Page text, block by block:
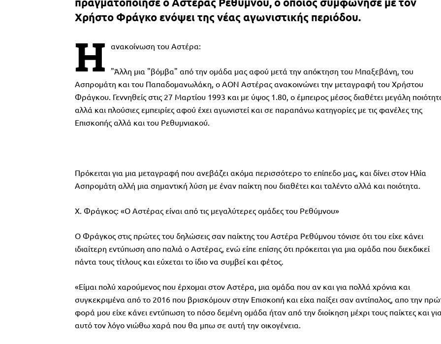
Χρήστο Φράγκο ενόψει της νέας αγωνιστικής περιόδου.
Η ανακοίνωση του Αστέρα:
"Άλλη μια "βόμβα" από την ομάδα μας αφού μετά την απόκτηση του Μπαξεβάνη, του
Ασπρομάτη και του Παπαδομανωλάκη, ο ΑΟΝ Αστέρας ανακοινώνει την μεταγραφή του Χρήστου
Φράγκου. Γεννηθείς στις 27 Μαρτίου 1993 και με ύψος 1.80, ο έμπειρος μέσος διαθέτει μεγάλη
αλλά και πλούσιες εμπειρίες αφού έχει αγωνιστεί και σε παραπάνω κατηγορίες με τις φανέλες της
Επισκοπής αλλά και του Ρεθυμνιακού.
Πρόκειται για μια μεταγραφή που ανεβάζει ακόμα περισσότερο το επίπεδο μας, και δίνει στον Ηλία
Ασπρομάτη αλλή μια σημαντική λύση με έναν παίκτη που διαθέτει και ταλέντο αλλά και ποιότητα.
X. Φράγκος: «Ο Αστέρας είναι από τις μεγαλύτερες ομάδες του Ρεθύμνου»
Ο Φράγκος στις πρώτες του δηλώσεις σαν παίκτης του Αστέρα Ρεθύμνου τόνισε ότι του είχε κάνει
ιδιαίτερη εντύπωση απο παλιά ο Αστέρας, ενώ είπε επίσης ότι πρόκειται για μια ομάδα που διεκδικεί
πάντα τους τίτλους και εύχεται το ίδιο να συμβεί και φέτος.
«Είμαι πολύ χαρούμενος που έρχομαι στον Αστέρα, μια ομάδα που αν και για πολλά χρόνια και
συγκεκριμένα από το 2016 που βρισκόμουν στην Επισκοπή και είχα παίξει σαν αντίπαλος, απο την
φορά μου είχε κάνει εντύπωση το πόσο δεμένη ομάδα ήταν από την διοίκηση μέχρι τους παίκτες και
αυτό τον λόγο νιώθω χαρά που θα μπω σε αυτή την οικογένεια.